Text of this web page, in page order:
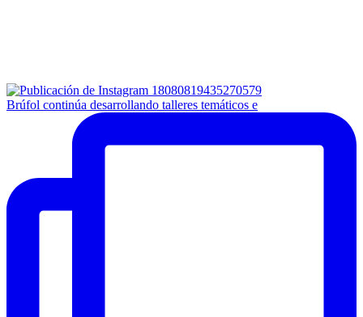
Brúfol continúa desarrollando talleres temáticos e